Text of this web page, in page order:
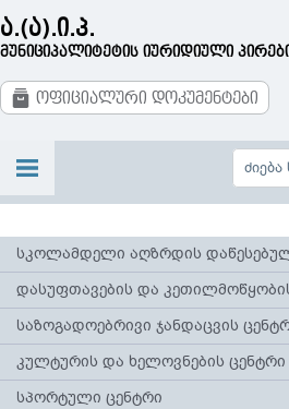
ᲛᲝᲥᲐᲚᲐᲥᲔᲡ
ᲡᲐᲯᲐᲠᲝ ᲘᲜᲤᲝᲠᲛᲐᲪᲘᲐ
ᲙᲝᲜᲢᲐᲥᲢᲘ
ა.(ა).ი.პ.
მუნიციპალიტეტის იურიდიული
ოფიციალური დოკუმენტები
სკოლამდელი აღზრდის
დასუფთავების და
საზოგადოებრივი ჯანდაცვის
კულტურის და ხელოვნების ცენტრი
სპორტული ცენტრი